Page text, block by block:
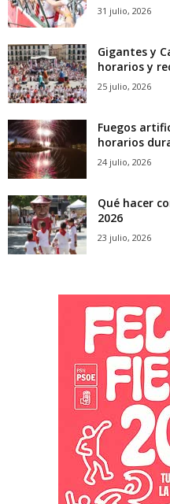
31 julio, 2026
Gigantes y
horarios y
25 julio, 2026
Fuegos
horarios
24 julio, 2026
Qué hacer
2026
23 julio, 2026